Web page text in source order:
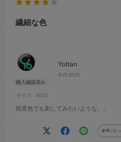
Yottan
年代:60代
サイズ：4010
繊細な色
雨景色でも刺してみたいような。。
参考にな